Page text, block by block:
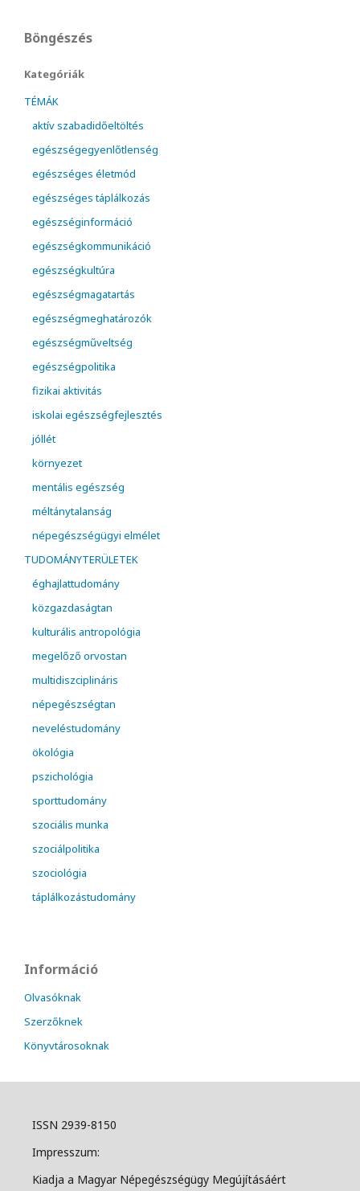
Böngészés
Kategóriák
TÉMÁK
aktív szabadidőeltöltés
egészségegyenlőtlenség
egészséges életmód
egészséges táplálkozás
egészséginformáció
egészségkommunikáció
egészségkultúra
egészségmagatartás
egészségmeghatározók
egészségműveltség
egészségpolitika
fizikai aktivitás
iskolai egészségfejlesztés
jóllét
környezet
mentális egészség
méltánytalanság
népegészségügyi elmélet
TUDOMÁNYTERÜLETEK
éghajlattudomány
közgazdaságtan
kulturális antropológia
megelőző orvostan
multidiszciplináris
népegészségtan
neveléstudomány
ökológia
pszichológia
sporttudomány
szociális munka
szociálpolitika
szociológia
táplálkozástudomány
Információ
Olvasóknak
Szerzőknek
Könyvtárosoknak
ISSN 2939-8150
Impresszum:
Kiadja a Magyar Népegészségügy Megújításáért